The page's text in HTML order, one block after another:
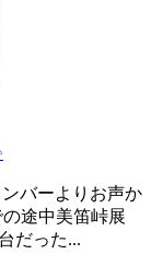
バーよりお声か
途中美笛峠展
だった...